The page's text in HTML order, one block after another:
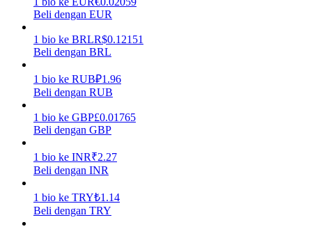
Babi Kekuatan
Dapatkan imbalan kompetitif setiap hari
Beli dengan EUR
1 bio ke BRLR$0.12151
Beli dengan BRL
1 bio ke RUB₽1.96
Beli dengan RUB
1 bio ke GBP£0.01765
Beli dengan GBP
1 bio ke INR₹2.27
Beli dengan INR
1 bio ke TRY₺1.14
Beli dengan TRY